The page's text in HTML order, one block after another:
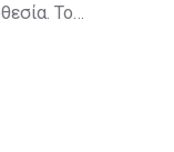
Το